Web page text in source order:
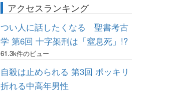
アクセスランキング
つい人に話したくなる 聖書考古
学 第6回 十字架刑は「窒息死」!?
61.3k件のビュー
自殺は止められる 第3回 ポッキリ
折れる中高年男性